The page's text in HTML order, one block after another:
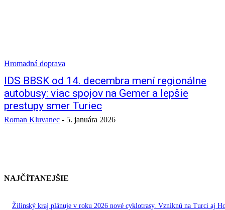
Hromadná doprava
IDS BBSK od 14. decembra mení regionálne
autobusy: viac spojov na Gemer a lepšie
prestupy smer Turiec
Roman Kluvanec - 5. januára 2026
NAJČÍTANEJŠIE
Žilinský kraj plánuje v roku 2026 nové cyklotrasy. Vzniknú na Turci aj